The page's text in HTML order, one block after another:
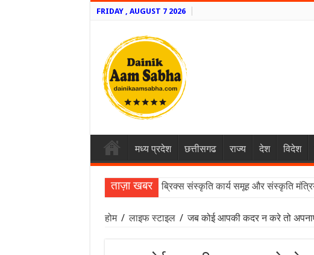
FRIDAY , AUGUST 7 2026
मध्य प्रदेश छत्तीसगढ राज्य देश विदेश
ताज़ा खबर ब्रिक्स संस्कृति कार्य समूह और संस्कृति
होम / लाइफ स्टाइल / जब कोई आपकी कदर न करे तो